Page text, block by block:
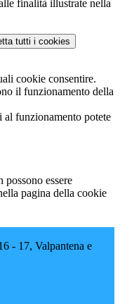
finalità illustrate nella
tutti i cookies
cookie consentire.
il funzionamento della
al funzionamento potete
essere
pagina della cookie
- 17, Valpantena e